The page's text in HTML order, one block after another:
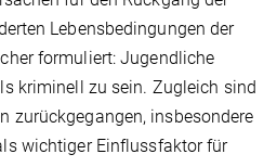
Lebensbedingungen der
formuliert: Jugendliche
kriminell zu sein. Zugleich sind
zurückgegangen, insbesondere
wichtiger Einflussfaktor für